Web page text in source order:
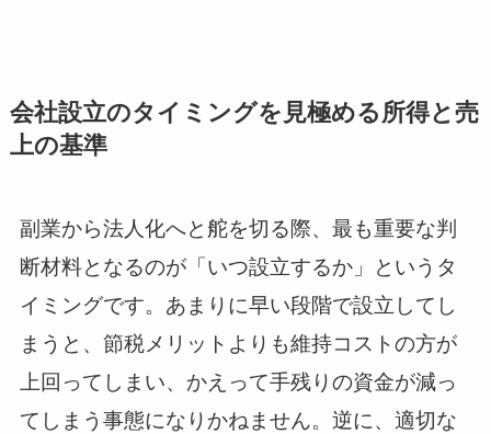
会社設立のタイミングを見極める所得と売
上の基準
副業から法人化へと舵を切る際、最も重要な判
断材料となるのが「いつ設立するか」というタ
イミングです。あまりに早い段階で設立してし
まうと、節税メリットよりも維持コストの方が
上回ってしまい、かえって手残りの資金が減っ
てしまう事態になりかねません。逆に、適切な